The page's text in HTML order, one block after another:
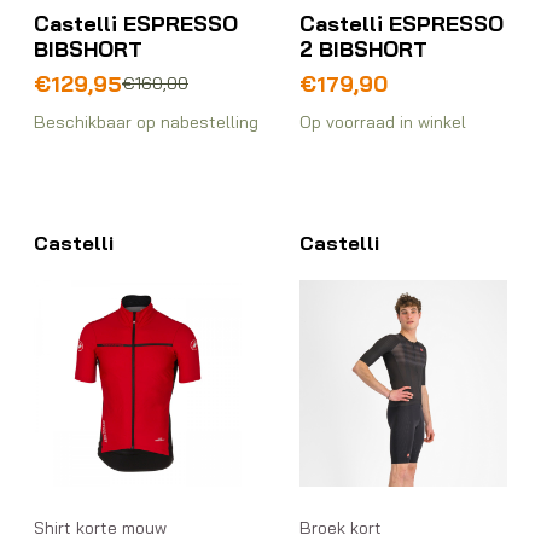
Castelli ESPRESSO
BIBSHORT
€160,00
Oorspronkelijke
was:
€129,95
Huidige
is:
Beschikbaar op nabestelling
Castelli ESPRESSO
2 BIBSHORT
€179,90
Op voorraad in winkel
Castelli
Shirt korte mouw
Castelli
Broek kort